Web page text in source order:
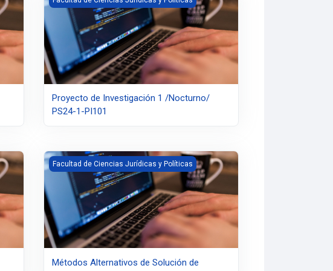
Proyecto de Investigación 1 /Nocturno/
PS24-1-PI101
/Nocturno/ PS24-2-MA01
Métodos Alternativos de Solución de Conflictos /Diurno/ PS24-2-MA01
Facultad de Ciencias Jurídicas y Políticas
Métodos Alternativos de Solución de